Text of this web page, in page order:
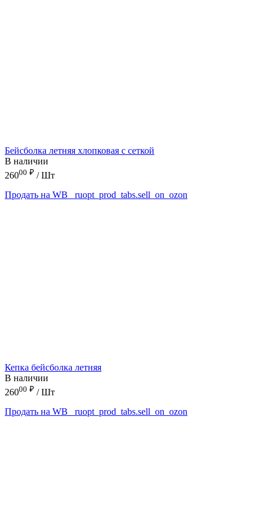
Бейсболка летняя хлопковая с сеткой
В наличии
26000 ₽ / Шт
Продать на WB
_ruopt_prod_tabs.sell_on_ozon
Кепка бейсболка летняя
В наличии
26000 ₽ / Шт
Продать на WB
_ruopt_prod_tabs.sell_on_ozon